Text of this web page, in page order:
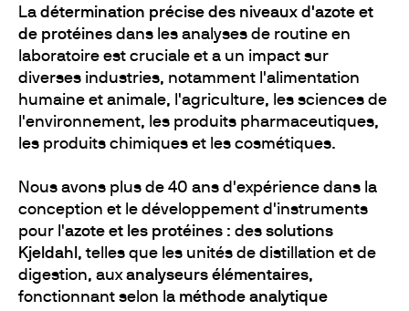
La détermination précise des niveaux d'azote et
de protéines dans les analyses de routine en
laboratoire est cruciale et a un impact sur
diverses industries, notamment l'alimentation
humaine et animale, l'agriculture, les sciences de
l'environnement, les produits pharmaceutiques,
les produits chimiques et les cosmétiques.
Nous avons plus de 40 ans d'expérience dans la
conception et le développement d'instruments
pour l'azote et les protéines : des solutions
Kjeldahl , telles que les unités de distillation et de
digestion, auxanalyseurs élémentaires,
fonctionnant selon la méthode analytique